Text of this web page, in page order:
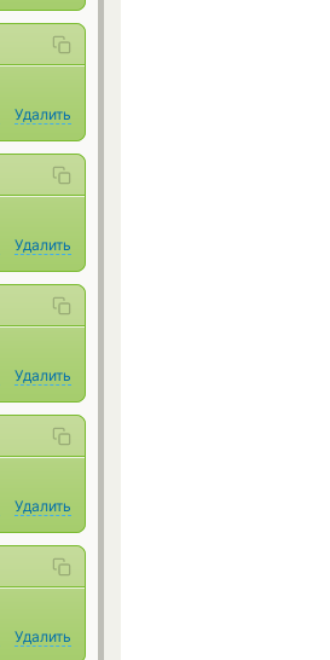
Удалить
Удалить
Удалить
Удалить
Удалить